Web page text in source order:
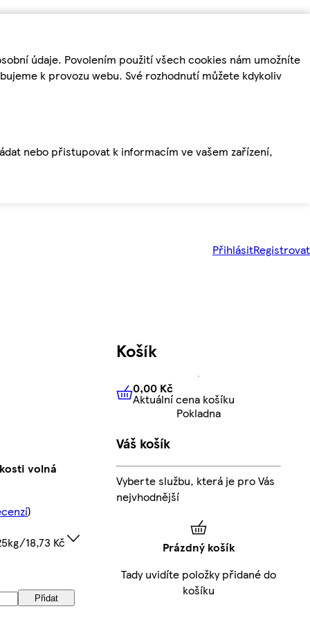
údaje. Povolením použití všech cookies nám umožníte
k provozu webu. Své rozhodnutí můžete kdykoliv
nebo přistupovat k informacím ve vašem zařízení,
PřihlásitRegistrovat
volná
)
18,73 Kč
Přidat
Košík
0,00 KčAktuální cena košíku
0,00 Kč
Aktuální cena košíku
Pokladna
Váš košík
Vyberte službu, která je pro Vás
nejvhodnější
Prázdný košík
Tady uvidíte položky přidané do
košíku